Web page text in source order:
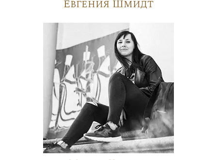
Евгения Шмидт